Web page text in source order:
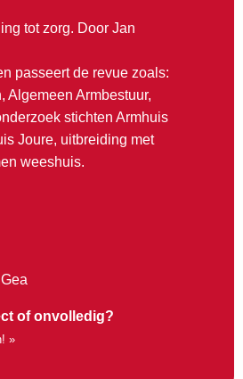
tot zorg. Door Jan
passeert de revue zoals:
Algemeen Armbestuur,
stichten Armhuis
Joure, uitbreiding met
weeshuis.
of onvolledig?
»